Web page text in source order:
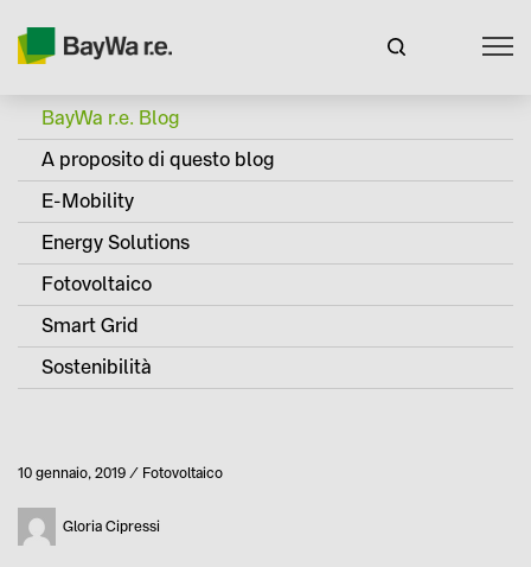
BayWa r.e. Blog
A proposito di questo blog
E-Mobility
Energy Solutions
Fotovoltaico
Smart Grid
Sostenibilità
Pubblicato
10 gennaio, 2019 Categoria
Fotovoltaico
Autore Gloria Cipressi